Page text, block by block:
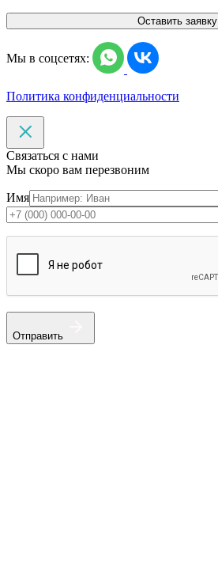
Оставить заявку
Мы в соцсетях:
Политика конфиденциальности
Связаться с нами
Мы скоро вам перезвоним
Имя
Отправить